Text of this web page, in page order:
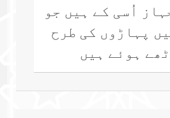
اُسی کے ہیں جو
پہاڑوں کی طرح
ہوئے ہیں